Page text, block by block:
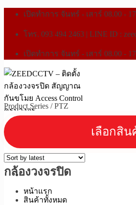
เปิดทำการ จันทร์ - เสาร์ 08.00 -
โทร. 093 494 2463 | LINE ID :
เปิดทำการ จันทร์ - เสาร์ 08.00 -
หน้าแรก
สินค้าทั้งหมด
Product Series /PTZ
กล้องวงจรปิด